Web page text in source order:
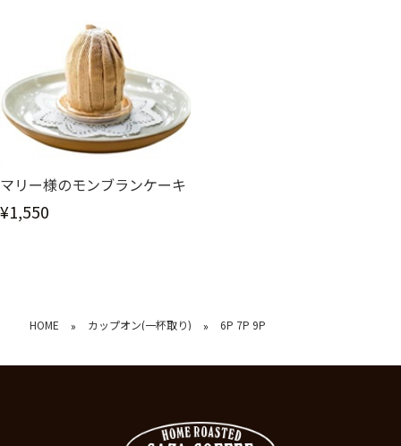
マリー様のモンブランケーキ
¥1,550
HOME » カップオン(一杯取り) » 6P 7P 9P